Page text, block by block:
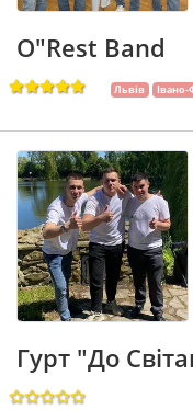
O"Rest Band
Львів
Гурт "До